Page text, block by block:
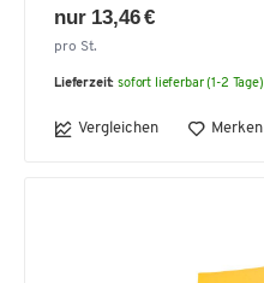
nur 13,46 €
pro St.
Lieferzeit: sofort lieferbar (1-2 Tage)
Vergleichen Merken